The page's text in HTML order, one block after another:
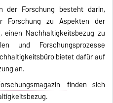
der Forschung besteht darin,
Forschung zu Aspekten der
Nachhaltigkeitsbezug zu
und Forschungsprozesse
bietet dafür auf
an.
finden sich